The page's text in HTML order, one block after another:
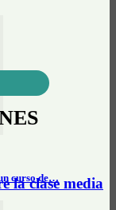
curso de…
la clase media